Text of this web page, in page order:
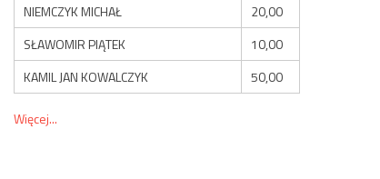
NIEMCZYK MICHAŁ
20,00
SŁAWOMIR PIĄTEK
10,00
KAMIL JAN KOWALCZYK
50,00
Więcej...